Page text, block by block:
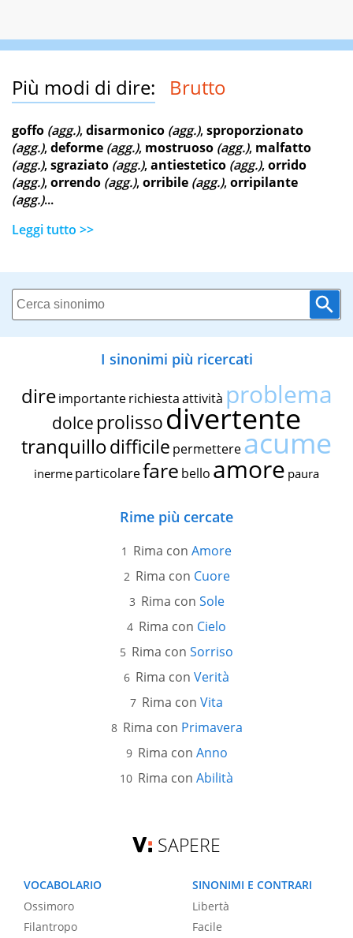
Più modi di dire: Brutto
goffo (agg.),disarmonico (agg.),sproporzionato
(agg.),deforme (agg.), mostruoso (agg.), malfatto
(agg.),sgraziato (agg.),antiestetico (agg.),orrido
(agg.),orrendo (agg.),orribile (agg.),orripilante
(agg.)...
Leggi tutto >>
I sinonimi più ricercati
dire importante richiestaattività problema
dolce prolissodivertente
tranquillodifficile permettereacume
inerme particolarefare bello amore paura
Rime più cercate
Rima con Amore
Rima con Cuore
Rima con Sole
Rima con Cielo
Rima con Sorriso
Rima con Verità
Rima con Vita
Rima con Primavera
Rima con Anno
Rima con Abilità
SAPERE
VOCABOLARIO
Ossimoro
Filantropo
SINONIMI E CONTRARI
Libertà
Facile